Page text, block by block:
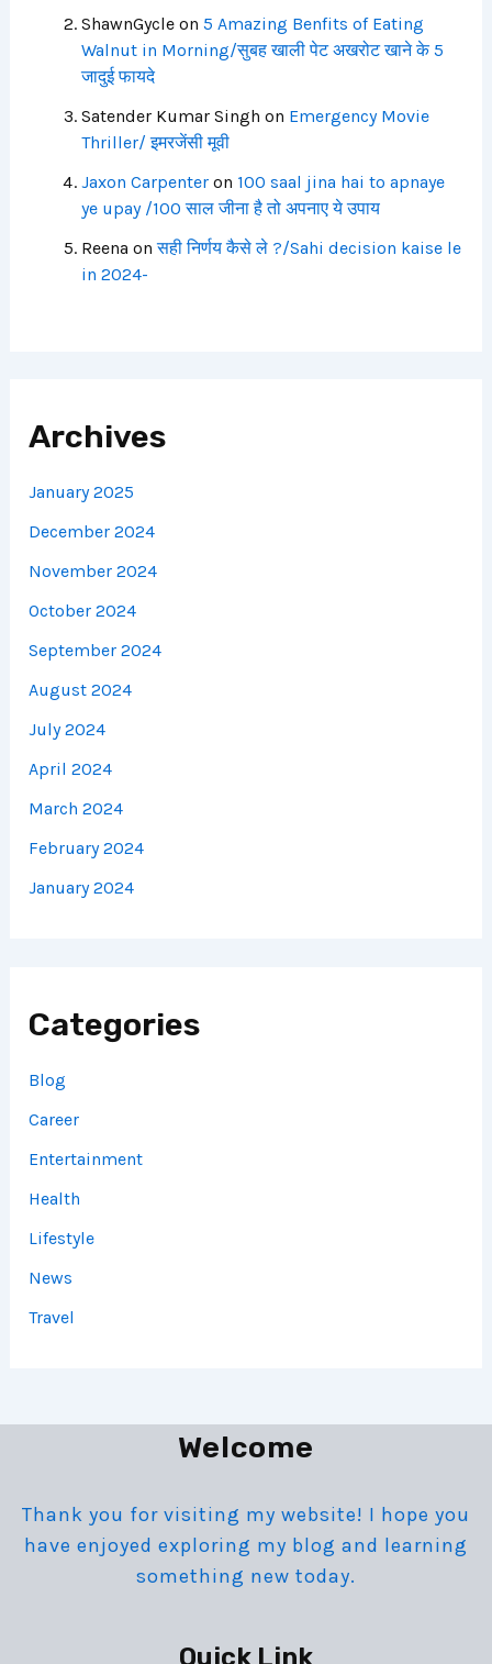
ShawnGycle on5 Amazing Benfits of Eating
Walnut in Morning/सुबह खाली पेट अखरोट खाने के 5
जादुई फायदे
Satender Kumar Singh on Emergency Movie
Thriller/ इमरजेंसी मूवी
Jaxon Carpenter on 100 saal jina hai to apnaye
ye upay /100 साल जीना है तो अपनाए ये उपाय
Reena onसही निर्णय कैसे ले ?/Sahi decision kaise le
in 2024-
Archives
January 2025
December 2024
November 2024
October 2024
September 2024
August 2024
July 2024
April 2024
March 2024
February 2024
January 2024
Categories
Blog
Career
Entertainment
Health
Lifestyle
News
Travel
Welcome
Thank you for visiting my website! I hope you
have enjoyed exploring my blog and learning
something new today.
Quick Link